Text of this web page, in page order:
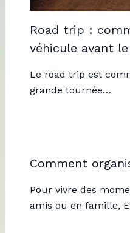
Road trip :
véhicule avant
Le road trip est
grande tournée…
Comment
Pour vivre des
amis ou en famille,